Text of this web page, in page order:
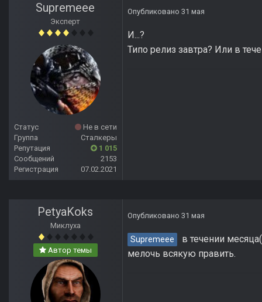
Supremeee
Эксперт
Статус
Не в сети
Группа
Сталкеры
Репутация
1 015
Сообщений
2153
Регистрация
07.02.2021
Опубликовано 31 мая
И...?
Типо релиз завтра? Или в
PetyaKoks
Миклуха
Автор темы
Опубликовано 31 мая
Supremeee
в течении
мелочь всякую править.